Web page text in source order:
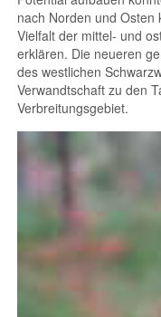
nach Norden und Osten
Vielfalt der mittel- und
erklären. Die neueren
des westlichen
Verwandtschaft zu den
Verbreitungsgebiet.